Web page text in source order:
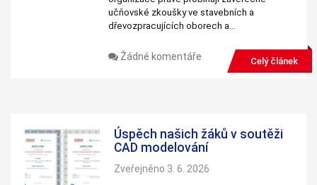
učňovské zkoušky ve stavebních a
dřevozpracujících oborech a…
Žádné komentáře Celý článek
Úspěch našich žáků v soutěži
CAD modelování
Zveřejněno 3. 6. 2026